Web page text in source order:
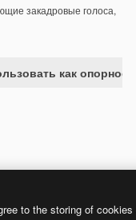
закадровые голоса,
как опорное
Premium
Premium
to the storing of